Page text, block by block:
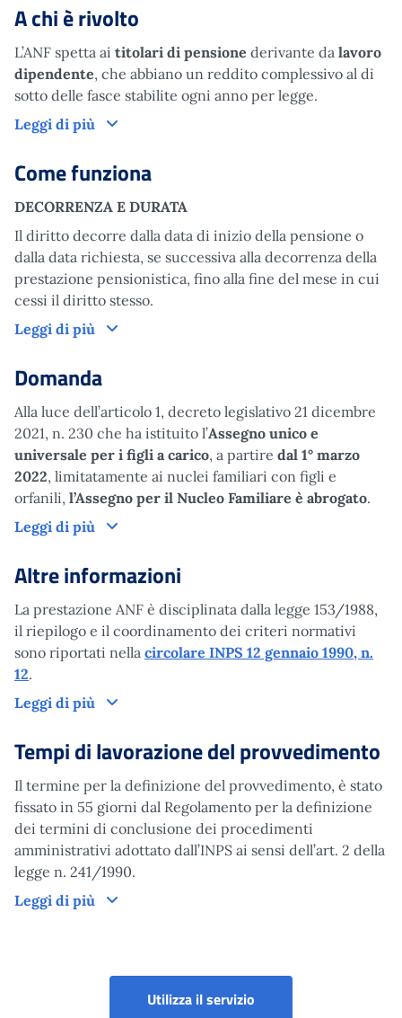
A chi è rivolto
L’ANF spetta ai titolari di pensione derivante da lavoro
dipendente, che abbiano un reddito complessivo al di
sotto delle fasce stabilite ogni anno per legge.
Leggi di più
A chi è rivolto
Come funziona
DECORRENZA E DURATA
Il diritto decorre dalla data di inizio della pensione o
dalla data richiesta, se successiva alla decorrenza della
prestazione pensionistica, fino alla fine del mese in cui
cessi il diritto stesso.
Leggi di più
Come funziona
Domanda
Alla luce dell’articolo 1, decreto legislativo 21 dicembre
2021, n. 230 che ha istituito l’Assegno unico e
universale per i figli a carico, a partire dal 1° marzo
2022, limitatamente ai nuclei familiari con figli e
orfanili, l’Assegno per il Nucleo Familiare è abrogato.
Leggi di più
Domanda
Altre informazioni
La prestazione ANF è disciplinata dalla legge 153/1988,
il riepilogo e il coordinamento dei criteri normativi
sono riportati nella circolare INPS 12 gennaio 1990, n.
12.
Leggi di più
Altre informazioni
Tempi di lavorazione del provvedimento
Il termine per la definizione del provvedimento, è stato
fissato in 55 giorni dal Regolamento per la definizione
dei termini di conclusione dei procedimenti
amministrativi adottato dall’INPS ai sensi dell’art. 2 della
legge n. 241/1990.
Leggi di più
Tempi di lavorazione del provvedimento
Utilizza il servizio